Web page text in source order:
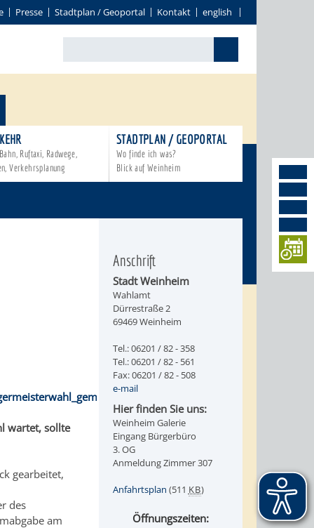
Presse Stadtplan / Geoportal Kontakt english
Ruftaxi, Radwege,
Verkehrsplanung
STADTPLAN / GEOPORTAL
Wo finde ich was?
Blick auf Weinheim
index.html
wartet, sollte
gearbeitet,
des
am
Anschrift
Stadt Weinheim
Wahlamt
Dürrestraße 2
69469 Weinheim
Tel.: 06201 / 82 - 358
Tel.: 06201 / 82 - 561
Fax: 06201 / 82 - 508
e-mail
Hier finden Sie uns:
Weinheim Galerie
Eingang Bürgerbüro
3. OG
Anmeldung Zimmer 307
Anfahrtsplan (511 KB)
Öffnungszeiten: